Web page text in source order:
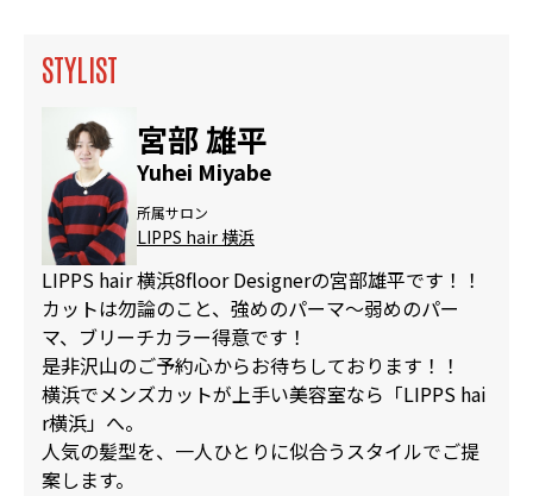
STYLIST
宮部 雄平
Yuhei Miyabe
所属サロン
LIPPS hair 横浜
LIPPS hair 横浜8floor Designerの宮部雄平です！！
カットは勿論のこと、強めのパーマ〜弱めのパー
マ、ブリーチカラー得意です！
是非沢山のご予約心からお待ちしております！！
横浜でメンズカットが上手い美容室なら「LIPPS hai
r横浜」へ。
人気の髪型を、一人ひとりに似合うスタイルでご提
案します。